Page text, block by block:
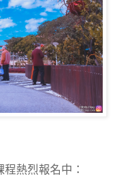
熱烈報名中：